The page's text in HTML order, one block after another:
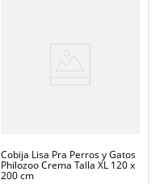
Cobija Lisa Pra Perros y Gatos
Philozoo Crema Talla XL 120 x
200 cm